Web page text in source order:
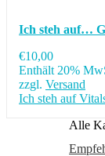
Ich steh auf…
€10,00
Enthält 20%
zzgl. Versand
Ich steh auf
Alle